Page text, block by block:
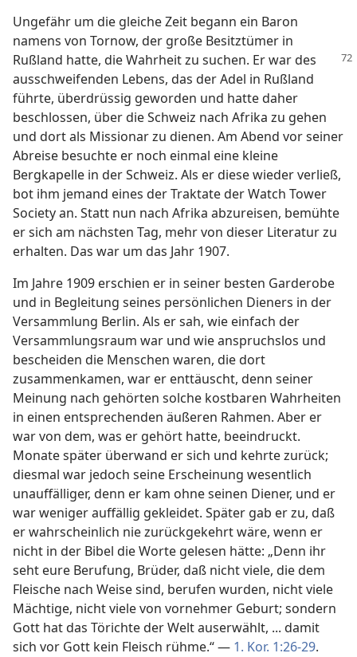
Ungefähr um die gleiche Zeit begann ein Baron
namens von Tornow, der große Besitztümer in
Rußland hatte, die Wahrheit zu suchen. Erwar des
ausschweifenden Lebens, das der Adel in Rußland
führte, überdrüssig geworden und hatte daher
beschlossen, über die Schweiz nach Afrika zu gehen
und dort als Missionar zu dienen. Am Abend vor seiner
Abreise besuchte er noch einmal eine kleine
Bergkapelle in der Schweiz. Als er diese wieder verließ,
bot ihm jemand eines der Traktate der Watch Tower
Society an. Statt nun nach Afrika abzureisen, bemühte
er sich am nächsten Tag, mehr von dieser Literatur zu
erhalten. Das war um das Jahr 1907.
Im Jahre 1909 erschien er in seiner besten Garderobe
und in Begleitung seines persönlichen Dieners in der
Versammlung Berlin. Als er sah, wie einfach der
Versammlungsraum war und wie anspruchslos und
bescheiden die Menschen waren, die dort
zusammenkamen, war er enttäuscht, denn seiner
Meinung nach gehörten solche kostbaren Wahrheiten
in einen entsprechenden äußeren Rahmen. Aber er
war von dem, was er gehört hatte, beeindruckt.
Monate später überwand er sich und kehrte zurück;
diesmal war jedoch seine Erscheinung wesentlich
unauffälliger, denn er kam ohne seinen Diener, und er
war weniger auffällig gekleidet. Später gab er zu, daß
er wahrscheinlich nie zurückgekehrt wäre, wenn er
nicht in der Bibel die Worte gelesen hätte: „Denn ihr
seht eure Berufung, Brüder, daß nicht viele, die dem
Fleische nach Weise sind, berufen wurden, nicht viele
Mächtige, nicht viele von vornehmer Geburt; sondern
Gott hat das Törichte der Welt auserwählt, ... damit
sich vor Gott kein Fleisch rühme.“ — 1. Kor. 1:26-29.